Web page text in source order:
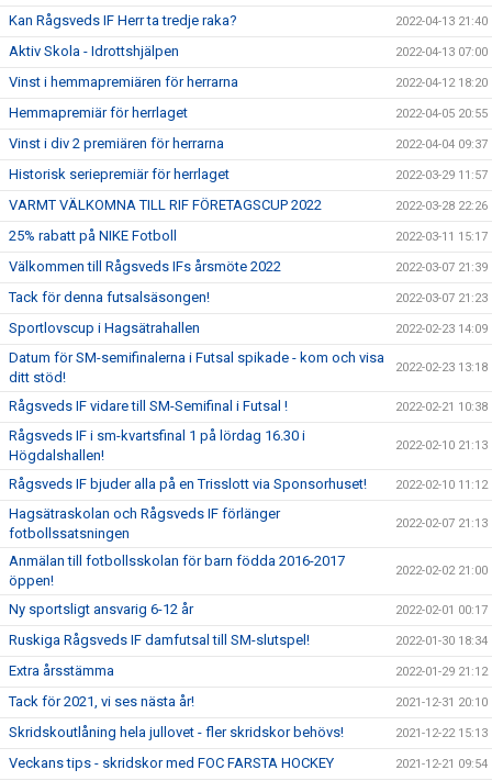
Kan Rågsveds IF Herr ta tredje raka? 2022-04-13 21:40
Aktiv Skola - Idrottshjälpen 2022-04-13 07:00
Vinst i hemmapremiären för herrarna 2022-04-12 18:20
Hemmapremiär för herrlaget 2022-04-05 20:55
Vinst i div 2 premiären för herrarna 2022-04-04 09:37
Historisk seriepremiär för herrlaget 2022-03-29 11:57
VARMT VÄLKOMNA TILL RIF FÖRETAGSCUP 2022 2022-03-28 22:26
25% rabatt på NIKE Fotboll 2022-03-11 15:17
Välkommen till Rågsveds IFs årsmöte 2022 2022-03-07 21:39
Tack för denna futsalsäsongen! 2022-03-07 21:23
Sportlovscup i Hagsätrahallen 2022-02-23 14:09
Datum för SM-semifinalerna i Futsal spikade - kom och visa
ditt stöd!
2022-02-23 13:18
Rågsveds IF vidare till SM-Semifinal i Futsal ! 2022-02-21 10:38
Rågsveds IF i sm-kvartsfinal 1 på lördag 16.30 i
Högdalshallen!
2022-02-10 21:13
Rågsveds IF bjuder alla på en Trisslott via Sponsorhuset! 2022-02-10 11:12
Hagsätraskolan och Rågsveds IF förlänger
fotbollssatsningen
2022-02-07 21:13
Anmälan till fotbollsskolan för barn födda 2016-2017
öppen!
2022-02-02 21:00
Ny sportsligt ansvarig 6-12 år 2022-02-01 00:17
Ruskiga Rågsveds IF damfutsal till SM-slutspel! 2022-01-30 18:34
Extra årsstämma 2022-01-29 21:12
Tack för 2021, vi ses nästa år! 2021-12-31 20:10
Skridskoutlåning hela jullovet - fler skridskor behövs! 2021-12-22 15:13
Veckans tips - skridskor med FOC FARSTA HOCKEY 2021-12-21 09:54